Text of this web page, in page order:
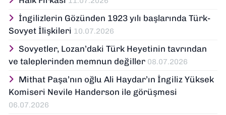
İngilizlerin Gözünden 1923 yılı başlarında Türk-
Sovyet İlişkileri 10.07.2026
Sovyetler, Lozan’daki Türk Heyetinin tavrından
ve taleplerinden memnun değiller 08.07.2026
Mithat Paşa’nın oğlu Ali Haydar’ın İngiliz Yüksek
Komiseri Nevile Handerson ile görüşmesi
06.07.2026